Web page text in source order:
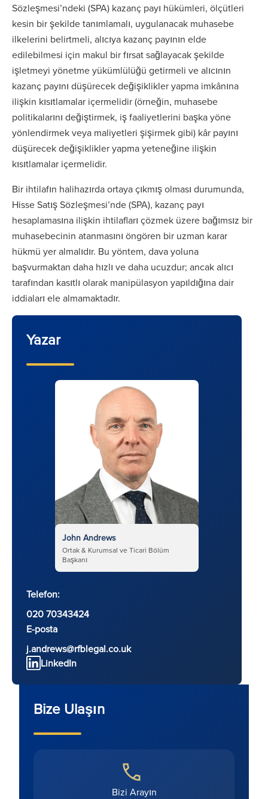
Sözleşmesi’ndeki (SPA) kazanç payı hükümleri, ölçütleri
kesin bir şekilde tanımlamalı, uygulanacak muhasebe
ilkelerini belirtmeli, alıcıya kazanç payının elde
edilebilmesi için makul bir fırsat sağlayacak şekilde
işletmeyi yönetme yükümlülüğü getirmeli ve alıcının
kazanç payını düşürecek değişiklikler yapma imkânına
ilişkin kısıtlamalar içermelidir (örneğin, muhasebe
politikalarını değiştirmek, iş faaliyetlerini başka yöne
yönlendirmek veya maliyetleri şişirmek gibi) kâr payını
düşürecek değişiklikler yapma yeteneğine ilişkin
kısıtlamalar içermelidir.
Bir ihtilafın halihazırda ortaya çıkmış olması durumunda,
Hisse Satış Sözleşmesi’nde (SPA), kazanç payı
hesaplamasına ilişkin ihtilafları çözmek üzere bağımsız bir
muhasebecinin atanmasını öngören bir uzman karar
hükmü yer almalıdır. Bu yöntem, dava yoluna
başvurmaktan daha hızlı ve daha ucuzdur; ancak alıcı
tarafından kasıtlı olarak manipülasyon yapıldığına dair
iddiaları ele almamaktadır.
Yazar
John Andrews
Ortak & Kurumsal ve Ticari Bölüm
Başkanı
Telefon:
020 70343424
E-posta
j.andrews@rfblegal.co.uk
LinkedIn
Bize Ulaşın
Bizi Arayın